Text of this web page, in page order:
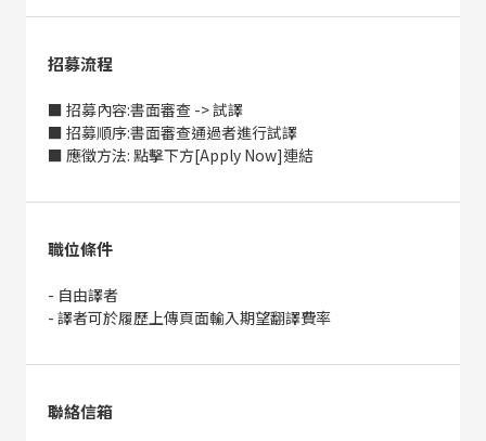
招募流程
■ 招募內容:書面審查 -> 試譯
■ 招募順序:書面審查通過者進行試譯
■ 應徵方法: 點擊下方[Apply Now]連結
職位條件
- 自由譯者
- 譯者可於履歷上傳頁面輸入期望翻譯費率
聯絡信箱